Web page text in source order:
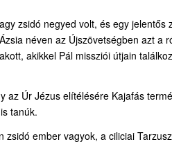
zsidó negyed volt, és egy jelentős
néven az Újszövetségben azt a
akikkel Pál missziói útjain
az Úr Jézus elítélésére Kajafás
tanúk.
zsidó ember vagyok, a ciliciai